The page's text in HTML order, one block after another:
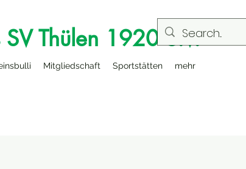
Thülen 1920 e.V.
Mitgliedschaft Sportstätten mehr